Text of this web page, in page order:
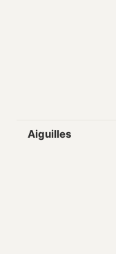
Aiguilles